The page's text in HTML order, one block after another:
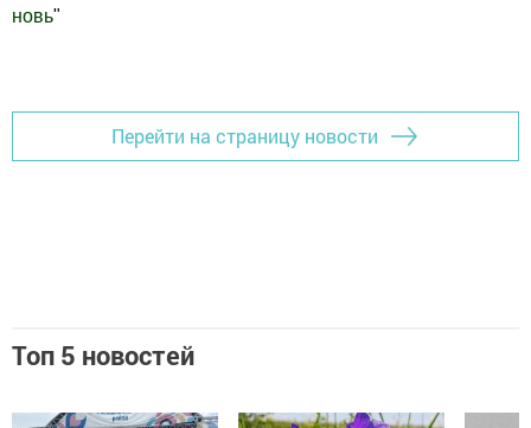
новь"
Перейти на страницу новости
Топ 5 новостей